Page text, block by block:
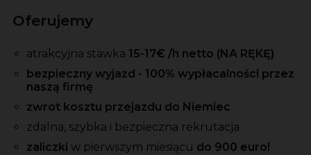
Oferujemy
atrakcyjna stawka 15-17€ /h netto (NA RĘKĘ)
bezpieczny wyjazd - 100% wypłacalności przez
naszą firmę
zwrot kosztu przejazdu do Niemiec
zdalna, szybka i bezpieczna rekrutacja
zaliczki w pierwszym miesiącu do 900 euro!